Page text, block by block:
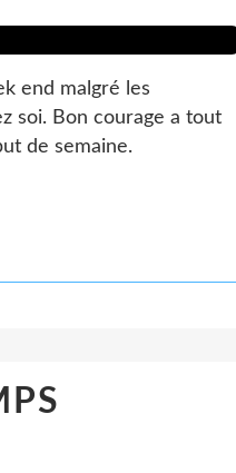
end malgré les
soi. Bon courage a tout
de semaine.